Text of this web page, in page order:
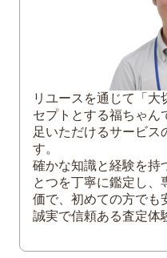
「双コラムフ
「電子静電加
「工業の新製品
取のポイント
4 まとめ
リユースを通じて「大
セプトとする福ちゃん
足いただけるサービス
す。
確かな知識と経験を持
とつを丁寧に鑑定し、
価で、初めての方でも
誠実で信頼ある査定体